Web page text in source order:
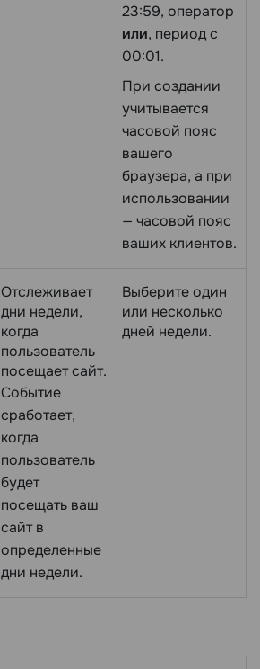
23:59, оператор
или, период с
00:01.
При создании
учитывается
часовой пояс
вашего
браузера, а при
использовании
— часовой пояс
ваших клиентов.
Отслеживает
дни недели,
когда
пользователь
посещает сайт.
Событие
сработает,
когда
пользователь
будет
посещать ваш
сайт в
определенные
дни недели.
Выберите один
или несколько
дней недели.